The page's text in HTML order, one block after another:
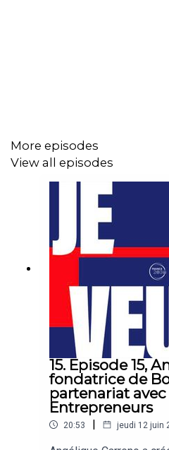
More episodes
View all episodes
15. Episode 15,
fondatrice de
partenariat avec
Entrepreneurs
20:53 | jeudi 12 juin